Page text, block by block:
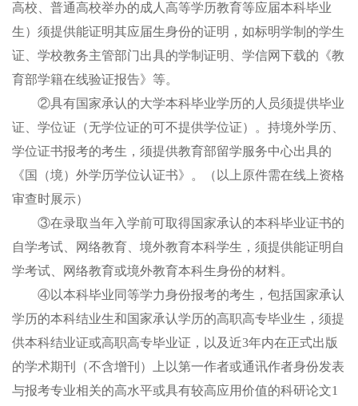
高校、普通高校举办的成人高等学历教育等应届本科毕业
生）须提供能证明其应届生身份的证明，如标明学制的学生
证、学校教务主管部门出具的学制证明、学信网下载的《教
育部学籍在线验证报告》等。
②具有国家承认的大学本科毕业学历的人员须提供毕业
证、学位证（无学位证的可不提供学位证）。持境外学历、
学位证书报考的考生，须提供教育部留学服务中心出具的
《国（境）外学历学位认证书》。（以上原件需在线上资格
审查时展示）
③在录取当年入学前可取得国家承认的本科毕业证书的
自学考试、网络教育、境外教育本科学生，须提供能证明自
学考试、网络教育或境外教育本科生身份的材料。
④以本科毕业同等学力身份报考的考生，包括国家承认
学历的本科结业生和国家承认学历的高职高专毕业生，须提
供本科结业证或高职高专毕业证，以及近3年内在正式出版
的学术期刊（不含增刊）上以第一作者或通讯作者身份发表
与报考专业相关的高水平或具有较高应用价值的科研论文1